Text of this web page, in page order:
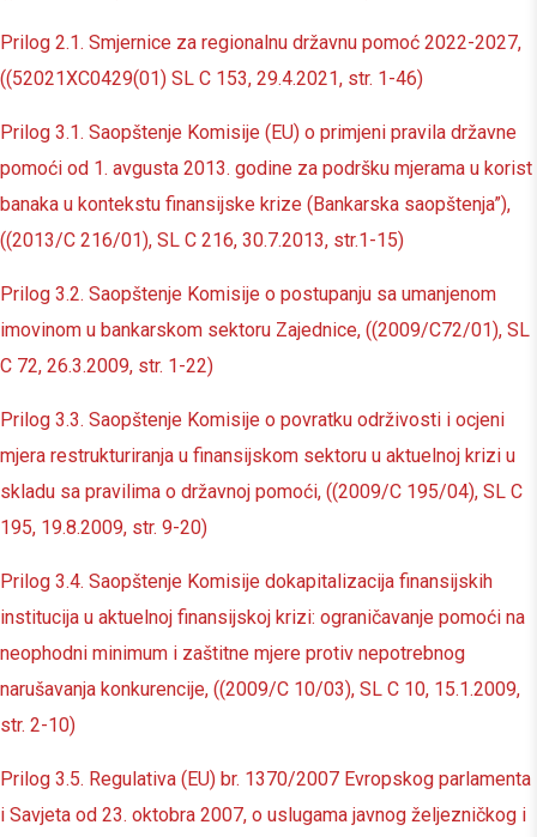
Prilog 2.1. Smjernice za regionalnu državnu pomoć 2022-2027,
((52021XC0429(01) SL C 153, 29.4.2021, str. 1-46)
Prilog 3.1. Saopštenje Komisije (EU) o primjeni pravila državne
pomoći od 1. avgusta 2013. godine za podršku mjerama u korist
banaka u kontekstu finansijske krize (Bankarska saopštenja”),
((2013/C 216/01), SL C 216, 30.7.2013, str.1-15)
Prilog 3.2. Saopštenje Komisije o postupanju sa umanjenom
imovinom u bankarskom sektoru Zajednice, ((2009/C72/01), SL
C 72, 26.3.2009, str. 1-22)
Prilog 3.3. Saopštenje Komisije o povratku održivosti i ocjeni
mjera restrukturiranja u finansijskom sektoru u aktuelnoj krizi u
skladu sa pravilima o državnoj pomoći, ((2009/C 195/04), SL C
195, 19.8.2009, str. 9-20)
Prilog 3.4. Saopštenje Komisije dokapitalizacija finansijskih
institucija u aktuelnoj finansijskoj krizi: ograničavanje pomoći na
neophodni minimum i zaštitne mjere protiv nepotrebnog
narušavanja konkurencije, ((2009/C 10/03), SL C 10, 15.1.2009,
str. 2-10)
Prilog 3.5. Regulativa (EU) br. 1370/2007 Evropskog parlamenta
i Savjeta od 23. oktobra 2007, ο uslugama javnog željezničkog i